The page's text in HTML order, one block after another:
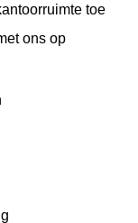
toe
ons op